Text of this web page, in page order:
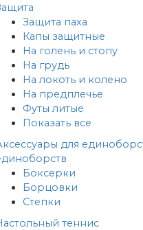
Защита паха
Капы защитные
На голень и стопу
На грудь
На локоть и колено
На предплечье
Футы литые
Показать все
для
Боксерки
Борцовки
Степки
теннис